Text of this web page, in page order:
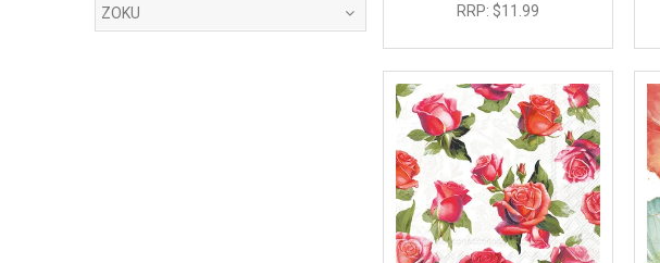
ZOKU
RRP: $11.99